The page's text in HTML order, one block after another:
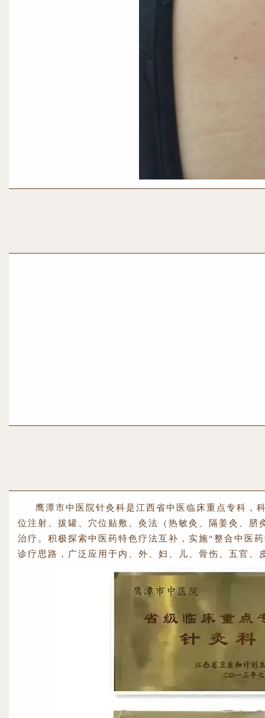
鹰潭市中医院针灸科是江西省中医临床重点专科，
位注射、拔罐、穴位贴敷、灸法（热敏灸、隔姜灸、
治疗。积极探索中医药特色疗法互补，实施“整合中医
诊疗思路，广泛应用于内、外、妇、儿、骨伤、五官